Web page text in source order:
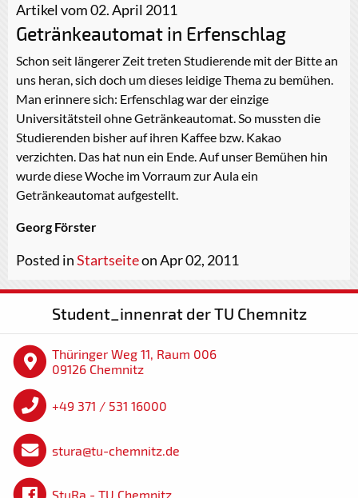
Artikel vom 02. April 2011
Getränkeautomat in Erfenschlag
Schon seit längerer Zeit treten Studierende mit der Bitte an
uns heran, sich doch um dieses leidige Thema zu bemühen.
Man erinnere sich: Erfenschlag war der einzige
Universitätsteil ohne Getränkeautomat. So mussten die
Studierenden bisher auf ihren Kaffee bzw. Kakao
verzichten. Das hat nun ein Ende. Auf unser Bemühen hin
wurde diese Woche im Vorraum zur Aula ein
Getränkeautomat aufgestellt.
Georg Förster
Posted inStartseiteon Apr 02, 2011
Student_innenrat der TU Chemnitz
Thüringer Weg 11, Raum 006
09126 Chemnitz
+49 371 / 531 16000
stura@tu-chemnitz.de
StuRa - TU Chemnitz